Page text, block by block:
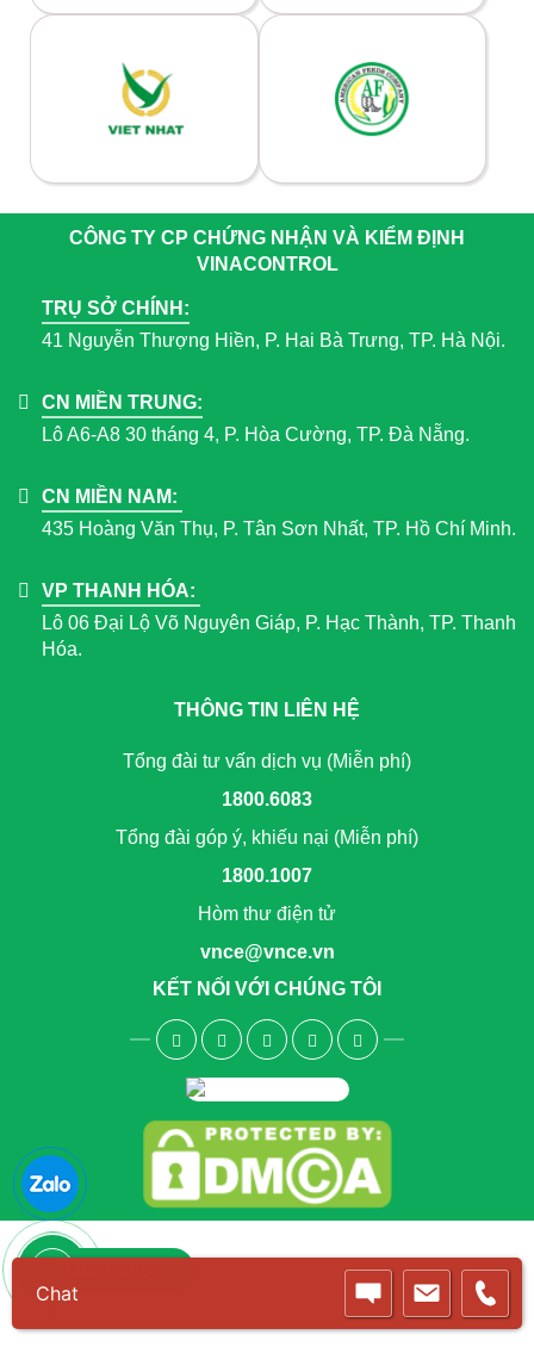
CÔNG TY CP CHỨNG NHẬN VÀ KIỂM ĐỊNH
VINACONTROL
TRỤ SỞ CHÍNH:
41 Nguyễn Thượng Hiền, P. Hai Bà Trưng, TP. Hà Nội.
CN MIỀN TRUNG:
Lô A6-A8 30 tháng 4, P. Hòa Cường, TP. Đà Nẵng.
CN MIỀN NAM:
435 Hoàng Văn Thụ, P. Tân Sơn Nhất, TP. Hồ Chí Minh.
VP THANH HÓA:
Lô 06 Đại Lộ Võ Nguyên Giáp, P. Hạc Thành, TP. Thanh
Hóa.
THÔNG TIN LIÊN HỆ
Tổng đài tư vấn dịch vụ (Miễn phí)
1800.6083
Tổng đài góp ý, khiếu nại (Miễn phí)
1800.1007
Hòm thư điện tử
vnce@vnce.vn
KẾT NỐI VỚI CHÚNG TÔI
Chat